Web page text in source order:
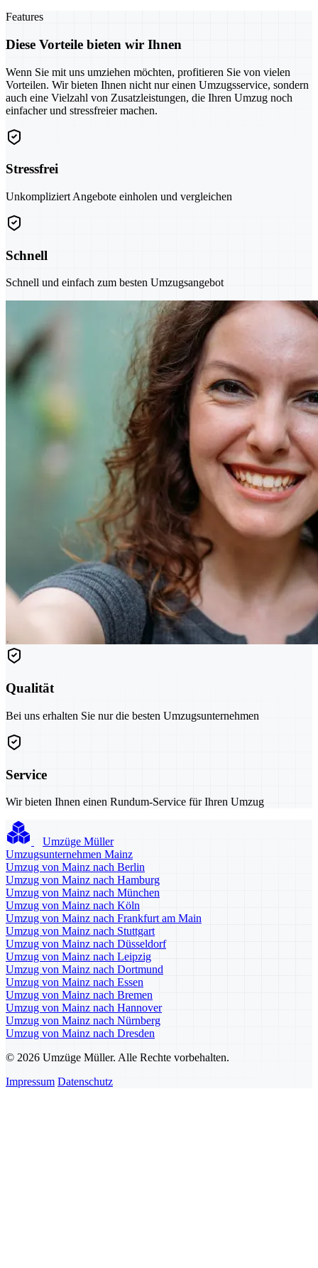
Features
Diese Vorteile bieten wir Ihnen
Wenn Sie mit uns umziehen möchten, profitieren Sie von vielen
Vorteilen. Wir bieten Ihnen nicht nur einen Umzugsservice, sondern
auch eine Vielzahl von Zusatzleistungen, die Ihren Umzug noch
einfacher und stressfreier machen.
Stressfrei
Unkompliziert Angebote einholen und vergleichen
Schnell
Schnell und einfach zum besten Umzugsangebot
Qualität
Bei uns erhalten Sie nur die besten Umzugsunternehmen
Service
Wir bieten Ihnen einen Rundum-Service für Ihren Umzug
Umzüge Müller
Umzugsunternehmen Mainz
Umzug von Mainz nach Berlin
Umzug von Mainz nach Hamburg
Umzug von Mainz nach München
Umzug von Mainz nach Köln
Umzug von Mainz nach Frankfurt am Main
Umzug von Mainz nach Stuttgart
Umzug von Mainz nach Düsseldorf
Umzug von Mainz nach Leipzig
Umzug von Mainz nach Dortmund
Umzug von Mainz nach Essen
Umzug von Mainz nach Bremen
Umzug von Mainz nach Hannover
Umzug von Mainz nach Nürnberg
Umzug von Mainz nach Dresden
© 2026 Umzüge Müller. Alle Rechte vorbehalten.
Impressum Datenschutz